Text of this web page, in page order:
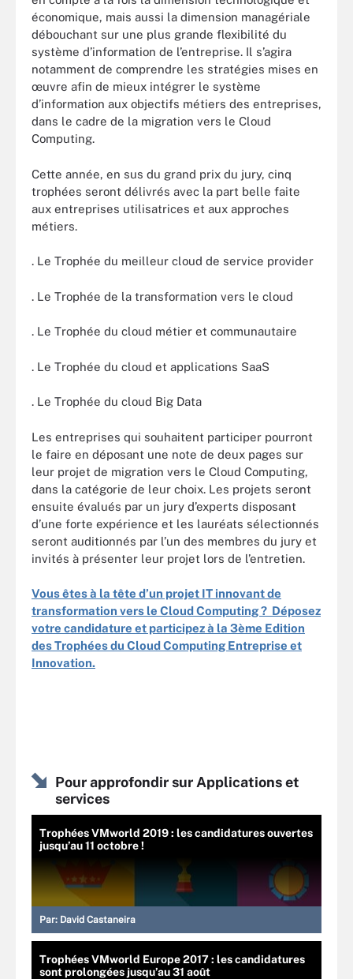
économique, mais aussi la dimension managériale
débouchant sur une plus grande flexibilité du
système d’information de l’entreprise. Il s’agira
notamment de comprendre les stratégies mises en
œuvre afin de mieux intégrer le système
d’information aux objectifs métiers des entreprises,
dans le cadre de la migration vers le Cloud
Computing.
Cette année, en sus du grand prix du jury, cinq
trophées seront délivrés avec la part belle faite
aux entreprises utilisatrices et aux approches
métiers.
. Le Trophée du meilleur cloud de service provider
. Le Trophée de la transformation vers le cloud
. Le Trophée du cloud métier et communautaire
. Le Trophée du cloud et applications SaaS
. Le Trophée du cloud Big Data
Les entreprises qui souhaitent participer pourront
le faire en déposant une note de deux pages sur
leur projet de migration vers le Cloud Computing,
dans la catégorie de leur choix. Les projets seront
ensuite évalués par un jury d’experts disposant
d’une forte expérience et les lauréats sélectionnés
seront auditionnés par l’un des membres du jury et
invités à présenter leur projet lors de l’entretien.
Vous êtes à la tête d’un projet IT innovant de
transformation vers le Cloud Computing ? Déposez
votre candidature et participez à la 3ème Edition
des Trophées du Cloud Computing Entreprise et
Innovation.
Pour approfondir sur Applications et
services
Trophées VMworld 2019 : les candidatures ouvertes
jusqu’au 11 octobre !
Par: David Castaneira
Trophées VMworld Europe 2017 : les candidatures
sont prolongées jusqu’au 31 août